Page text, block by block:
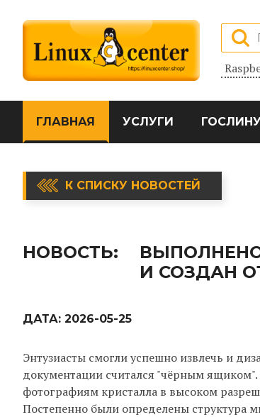
ГЛАВНАЯ УСЛУГИ
К СПИСКУ НОВОСТЕЙ
НОВОСТЬ:
И СОЗДАН
ДАТА: 2026-05-25
Энтузиасты смогли успешно извлечь и
документации считался "чёрным
фотографиям кристалла в высоком
Постепенно были определены структура